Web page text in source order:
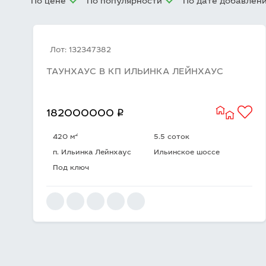
По цене По популярности По дате
Лот: 132347382
ТАУНХАУС В КП ИЛЬИНКА ЛЕЙНХАУС
182000000 q
420 м2 5.5 соток
п. Ильинка Лейнхаус Ильинское шоссе
Под ключ